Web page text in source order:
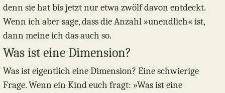
denn sie hat bis jetzt nur etwa zwölf davon entdeckt.
Wenn ich aber sage, dass die Anzahl »unendlich« ist,
dann meine ich das auch so.
Was ist eine Dimension?
Was ist eigentlich eine Dimension? Eine schwierige
Frage. Wenn ein Kind euch fragt: »Was ist eine